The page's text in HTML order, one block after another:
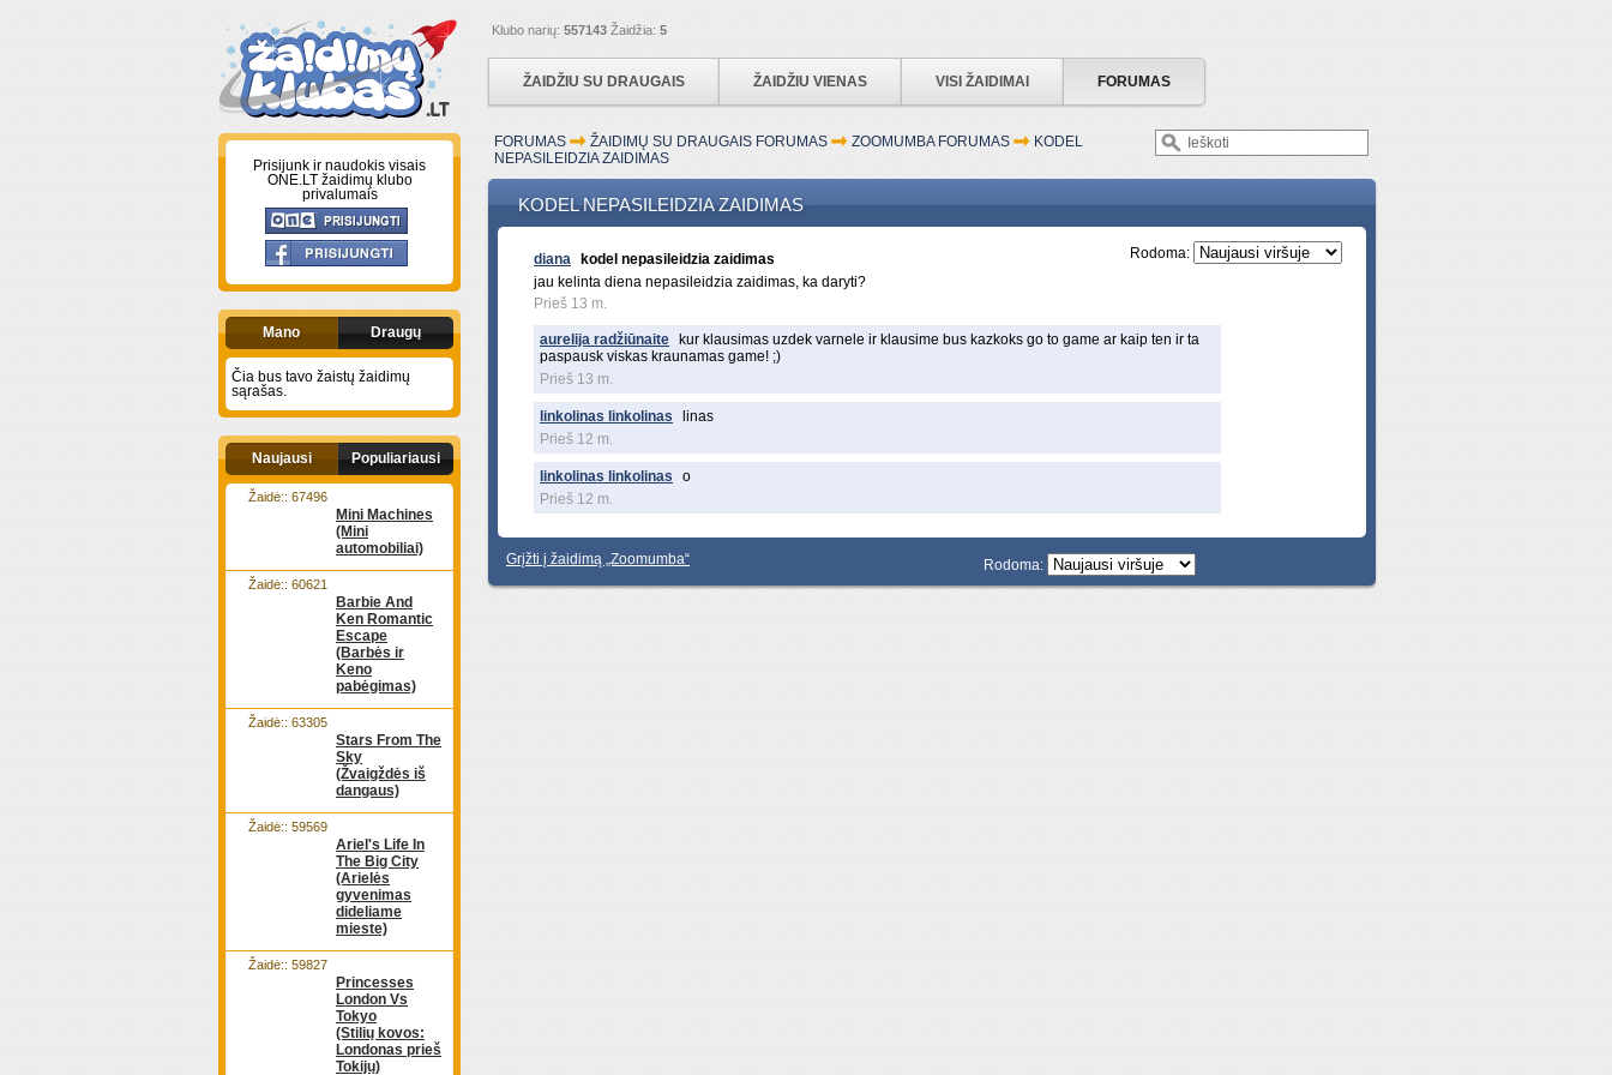
Klubo narių: 557143 Žaidžia: 5
ŽAIDŽIU SU DRAUGAIS ŽAIDŽIU VIENAS VISI ŽAIDIMAI FORUMAS
Prisijunk ir naudokis visais
ONE.LT žaidimų klubo
privalumais
Mano Draugų
Čia bus tavo žaistų žaidimų
sąrašas.
Naujausi Populiariausi
Mini Machines
(Mini
automobiliai)
Žaidė:: 67496
Barbie And
Ken Romantic
Escape
(Barbės ir
Keno
pabėgimas)
Žaidė:: 60621
Stars From The
Sky
(Žvaigždės iš
dangaus)
Žaidė:: 63305
Ariel's Life In
The Big City
(Arielės
gyvenimas
dideliame
mieste)
Žaidė:: 59569
Princesses
London Vs
Tokyo
(Stilių kovos:
Londonas prieš
Tokijų)
Žaidė:: 59827
FORUMAS ŽAIDIMŲ SU DRAUGAIS FORUMAS ZOOMUMBA FORUMAS
KODEL
NEPASILEIDZIA ZAIDIMAS
KODEL NEPASILEIDZIA ZAIDIMAS
Rodoma:
diana
kodel nepasileidzia zaidimas
jau kelinta diena nepasileidzia zaidimas, ka daryti?
Prieš 13 m.
aurelija radžiūnaite
kur klausimas uzdek varnele ir klausime bus kazkoks go to game ar kaip ten ir ta
paspausk viskas kraunamas game! ;)
Prieš 13 m.
linkolinas linkolinas
linas
Prieš 12 m.
linkolinas linkolinas
o
Prieš 12 m.
Grįžti į žaidimą „Zoomumba“ Rodoma: